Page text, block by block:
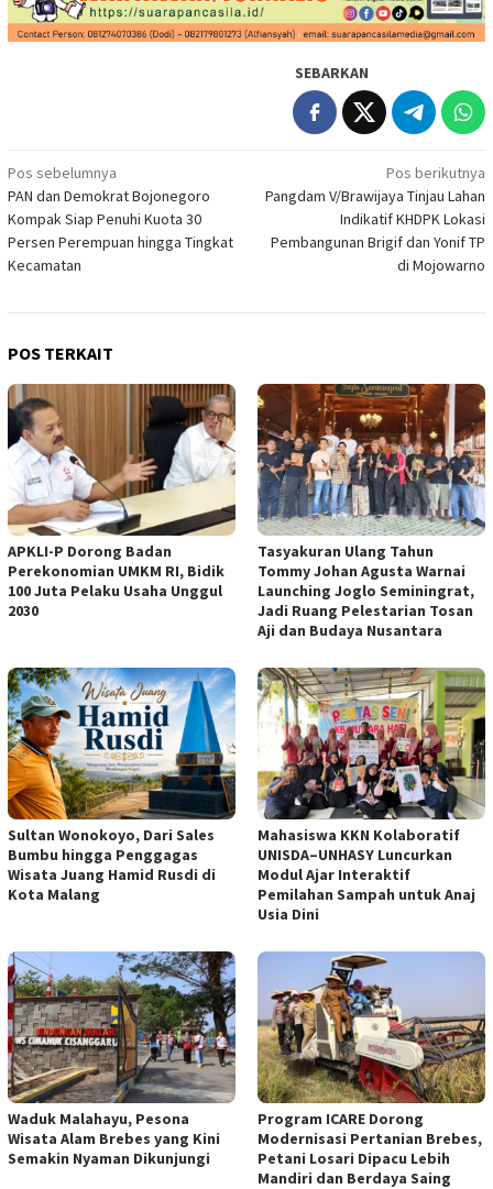
SEBARKAN
Navigasi
pos
Pos sebelumnya
PAN dan Demokrat Bojonegoro
Kompak Siap Penuhi Kuota 30
Persen Perempuan hingga Tingkat
Kecamatan
Pos berikutnya
Pangdam V/Brawijaya Tinjau Lahan
Indikatif KHDPK Lokasi
Pembangunan Brigif dan Yonif TP
di Mojowarno
POS TERKAIT
APKLI-P Dorong Badan
Perekonomian UMKM RI, Bidik
100 Juta Pelaku Usaha Unggul
2030
Tasyakuran Ulang Tahun
Tommy Johan Agusta Warnai
Launching Joglo Seminingrat,
Jadi Ruang Pelestarian Tosan
Aji dan Budaya Nusantara
Sultan Wonokoyo, Dari Sales
Bumbu hingga Penggagas
Wisata Juang Hamid Rusdi di
Kota Malang
Mahasiswa KKN Kolaboratif
UNISDA–UNHASY Luncurkan
Modul Ajar Interaktif
Pemilahan Sampah untuk Anaj
Usia Dini
Waduk Malahayu, Pesona
Wisata Alam Brebes yang Kini
Semakin Nyaman Dikunjungi
Program ICARE Dorong
Modernisasi Pertanian Brebes,
Petani Losari Dipacu Lebih
Mandiri dan Berdaya Saing